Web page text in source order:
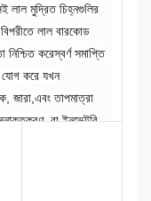
লাল মুদ্রিত চিহ্নগুলির
লাল বারকোড
নিশ্চিত করেস্বর্ণ সমাপ্তি
যোগ করে যখন
জারা,এবং তাপমাত্রা
বা ইনভেন্টরি
করে। আকার কাস্টমাইজ